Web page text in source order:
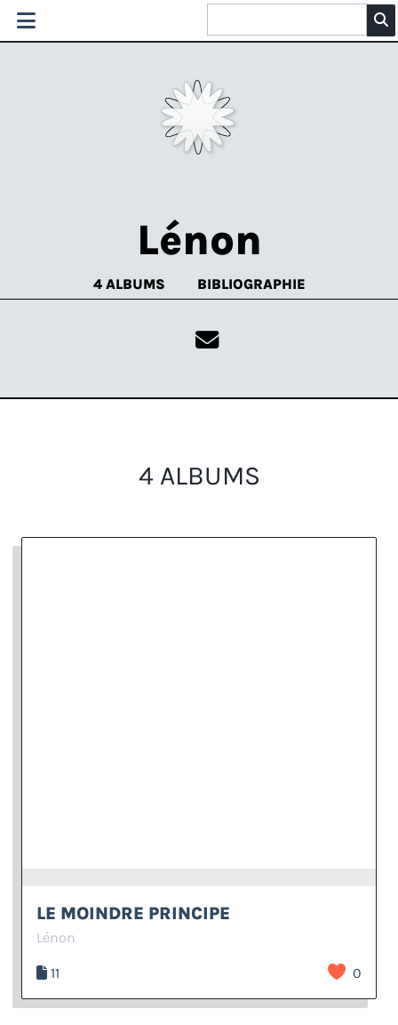
Lénon
4 ALBUMS BIBLIOGRAPHIE
4 ALBUMS
LE MOINDRE PRINCIPE
Lénon
11 0